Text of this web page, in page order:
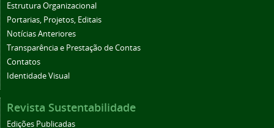
Estrutura Organizacional
Portarias, Projetos, Editais
Notícias Anteriores
Transparência e Prestação de Contas
Contatos
Identidade Visual
Revista Sustentabilidade
Edições Publicadas